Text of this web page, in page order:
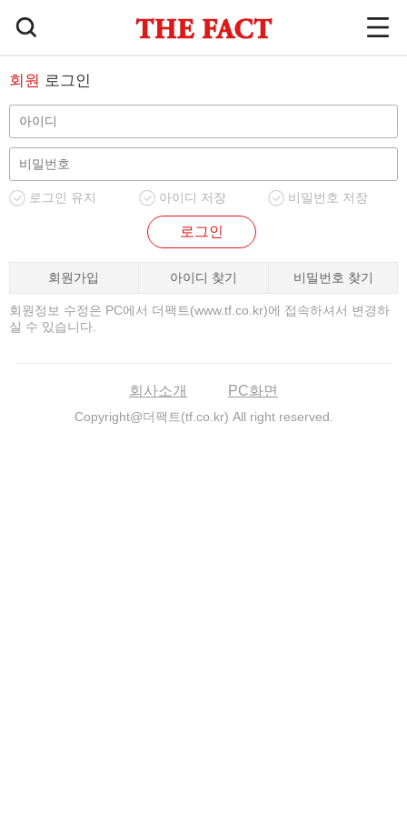
회원 로그인
로그인 유지 아이디 저장 비밀번호 저장
로그인
회원가입 아이디 찾기 비밀번호 찾기
회원정보 수정은 PC에서 더팩트(www.tf.co.kr)에 접속하셔서 변경하
실 수 있습니다.
회사소개 PC화면
Copyright@더팩트(tf.co.kr) All right reserved.